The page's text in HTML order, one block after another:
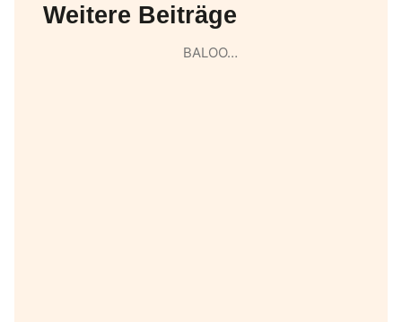
Weitere Beiträge
BALOO…